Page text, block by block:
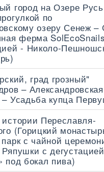
город на Озере
по
озеру Сенеж –
ферма
- Николо-
град грозный"
– Александровская
Усадьба купца
Переславля-
(Горицкий
парк с чайной
с
под бокал пива)